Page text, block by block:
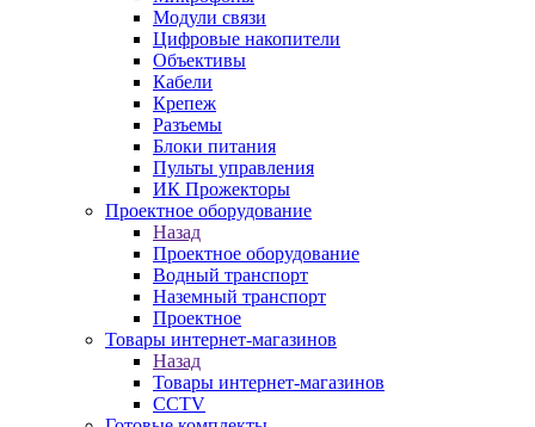
Модули связи
Цифровые накопители
Объективы
Кабели
Крепеж
Разъемы
Блоки питания
Пульты управления
ИК Прожекторы
Проектное оборудование
Назад
Проектное оборудование
Водный транспорт
Наземный транспорт
Проектное
Товары интернет-магазинов
Назад
Товары интернет-магазинов
CCTV